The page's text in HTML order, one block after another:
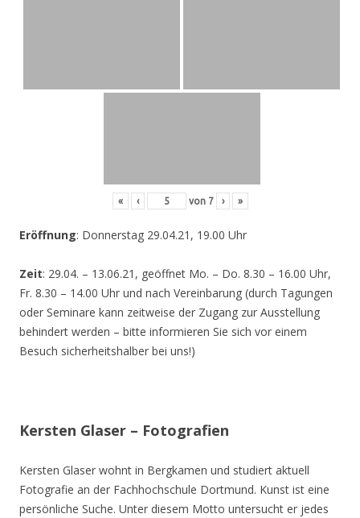
« ‹ von 7 › »
Eröffnung: Donnerstag 29.04.21, 19.00 Uhr
Zeit: 29.04. – 13.06.21, geöffnet Mo. – Do. 8.30 – 16.00 Uhr,
Fr. 8.30 – 14.00 Uhr und nach Vereinbarung (durch Tagungen
oder Seminare kann zeitweise der Zugang zur Ausstellung
behindert werden – bitte informieren Sie sich vor einem
Besuch sicherheitshalber bei uns!)
Kersten Glaser – Fotografien
Kersten Glaser wohnt in Bergkamen und studiert aktuell
Fotografie an der Fachhochschule Dortmund. Kunst ist eine
persönliche Suche. Unter diesem Motto untersucht er jedes